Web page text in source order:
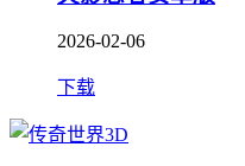
2026-02-06
下载